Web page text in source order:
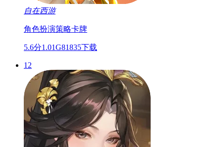
自在西游
角色扮演策略卡牌
5.6分1.01G81835下载
12